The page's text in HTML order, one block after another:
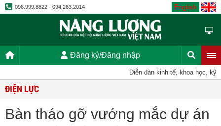
096.999.8822 - 094.263.2014 English
Đăng ký/Đăng nhập
Diễn đàn kinh tế, khoa học, kỹ
ĐIỆN LỰC
Bàn tháo gỡ vướng mắc dự án